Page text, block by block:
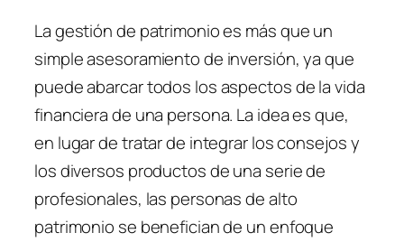
La gestión de patrimonio es más que un
simple asesoramiento de inversión, ya que
puede abarcar todos los aspectos de la vida
financiera de una persona. La idea es que,
en lugar de tratar de integrar los consejos y
los diversos productos de una serie de
profesionales, las personas de alto
patrimonio se benefician de un enfoque